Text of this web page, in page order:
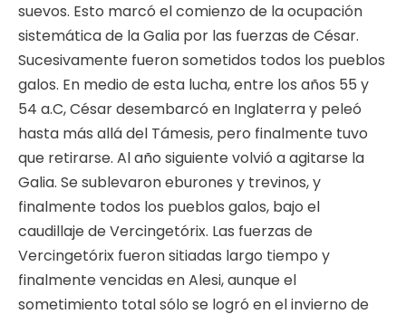
suevos. Esto marcó el comienzo de la ocupación
sistemática de la Galia por las fuerzas de César.
Sucesivamente fueron sometidos todos los pueblos
galos. En medio de esta lucha, entre los años 55 y
54 a.C, César desembarcó en Inglaterra y peleó
hasta más allá del Támesis, pero finalmente tuvo
que retirarse. Al año siguiente volvió a agitarse la
Galia. Se sublevaron eburones y trevinos, y
finalmente todos los pueblos galos, bajo el
caudillaje de Vercingetórix. Las fuerzas de
Vercingetórix fueron sitiadas largo tiempo y
finalmente vencidas en Alesi, aunque el
sometimiento total sólo se logró en el invierno de